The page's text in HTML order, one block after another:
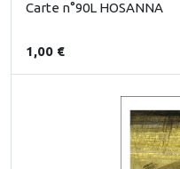
Carte n°90L HOSANNA
1,00 €